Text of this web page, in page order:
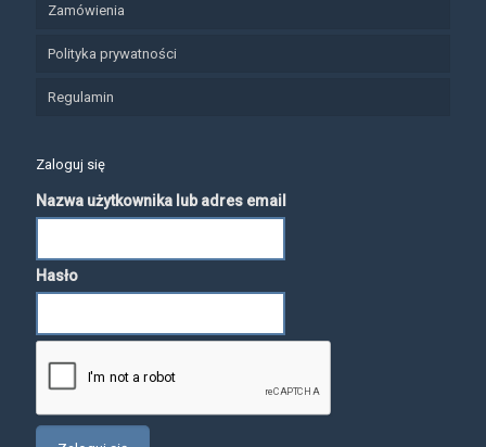
Zamówienia
Polityka prywatności
Regulamin
Zaloguj się
Nazwa użytkownika lub adres email
Hasło